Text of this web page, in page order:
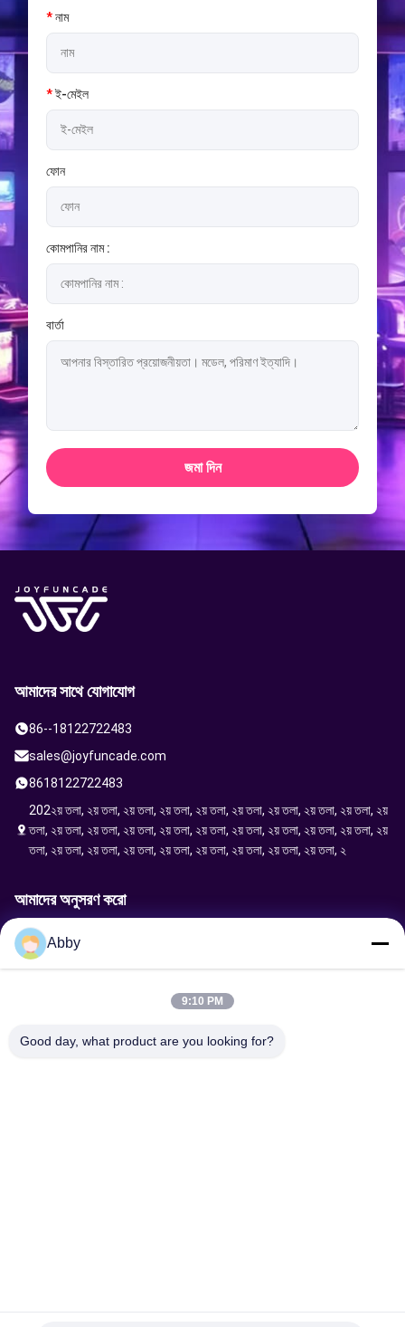
*নাম
*ই-মেইল
ফোন
কোমপানির নাম :
বার্তা
জমা দিন
আমাদের সাথে যোগাযোগ
86--18122722483
sales@joyfuncade.com
8618122722483
202২য় তলা, ২য় তলা, ২য় তলা, ২য় তলা, ২য় তলা, ২য় তলা, ২য় তলা, ২য় তলা, ২য় তলা, ২য়
তলা, ২য় তলা, ২য় তলা, ২য় তলা, ২য় তলা, ২য় তলা, ২য় তলা, ২য় তলা, ২য় তলা, ২য় তলা, ২য়
তলা, ২য় তলা, ২য় তলা, ২য় তলা, ২য় তলা, ২য় তলা, ২য় তলা, ২য় তলা, ২য় তলা, ২
আমাদের অনুসরণ করো
Abby
9:10 PM
Good day, what product are you looking for?